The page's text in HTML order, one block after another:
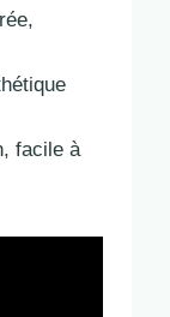
facile à